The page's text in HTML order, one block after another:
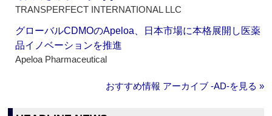
TRANSPERFECT INTERNATIONAL LLC
グローバルCDMOのApeloa、日本市場に本格展開し医薬
品イノベーションを推進
Apeloa Pharmaceutical
おすすめ情報 アーカイブ ‐AD‐を見る »